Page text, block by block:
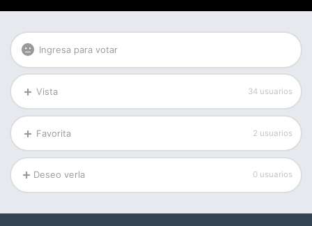
Ingresa para votar
Vista 34 usuarios
Favorita 2 usuarios
Deseo verla 0 usuarios